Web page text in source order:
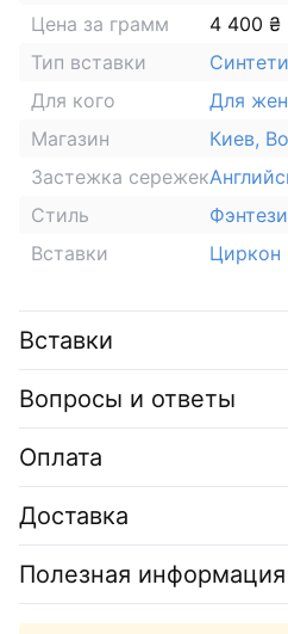
Цена за грамм
4 400 ₴
Тип вставки
Для кого
Для
Магазин
Киев,
Застежка сережек
Стиль
Фэнтези
Вставки
Циркон
Вставки
Вопросы и ответы
Оплата
Доставка
Полезная информация